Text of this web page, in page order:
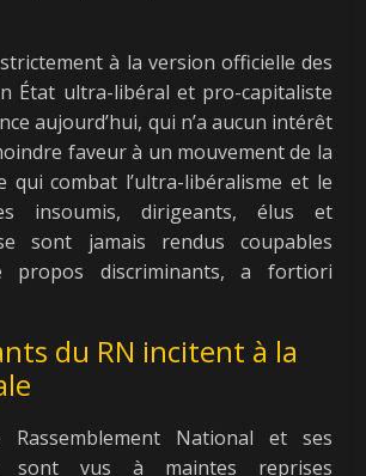
à la version officielle des
État ultra-libéral et pro-capitaliste
aujourd’hui, qui n’a aucun intérêt
faveur à un mouvement de la
qui combat l’ultra-libéralisme et le
insoumis, dirigeants, élus et
sont jamais rendus coupables
propos discriminants, a fortiori
du RN incitent à la
Rassemblement National et ses
sont vus à maintes reprises